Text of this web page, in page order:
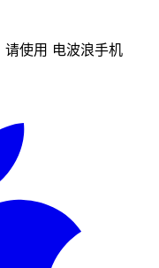
请使用 电波浪手机